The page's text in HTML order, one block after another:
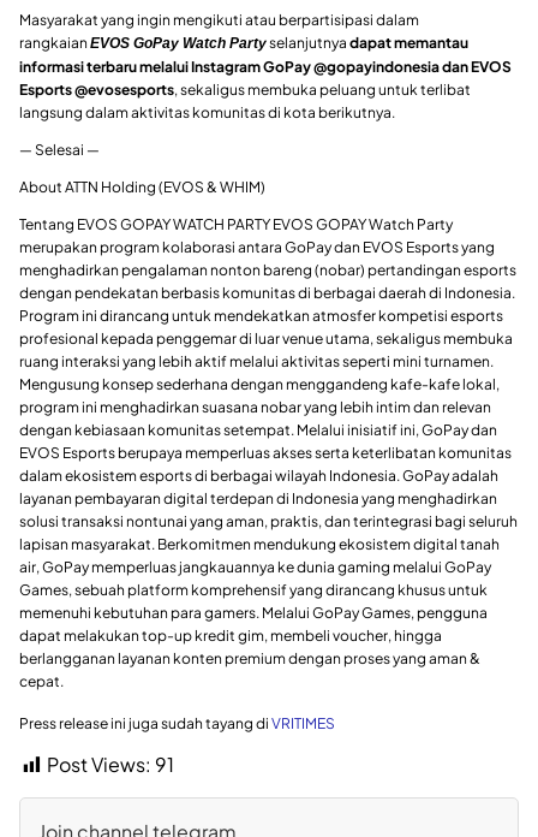
Masyarakat yang ingin mengikuti atau berpartisipasi dalam
rangkaian EVOS GoPay Watch Partyselanjutnya dapat memantau
informasi terbaru melalui Instagram GoPay @gopayindonesia dan EVOS
Esports @evosesports, sekaligus membuka peluang untuk terlibat
langsung dalam aktivitas komunitas di kota berikutnya.
— Selesai —
About ATTN Holding (EVOS & WHIM)
Tentang EVOS GOPAY WATCH PARTY EVOS GOPAY Watch Party
merupakan program kolaborasi antara GoPay dan EVOS Esports yang
menghadirkan pengalaman nonton bareng (nobar) pertandingan esports
dengan pendekatan berbasis komunitas di berbagai daerah di Indonesia.
Program ini dirancang untuk mendekatkan atmosfer kompetisi esports
profesional kepada penggemar di luar venue utama, sekaligus membuka
ruang interaksi yang lebih aktif melalui aktivitas seperti mini turnamen.
Mengusung konsep sederhana dengan menggandeng kafe-kafe lokal,
program ini menghadirkan suasana nobar yang lebih intim dan relevan
dengan kebiasaan komunitas setempat. Melalui inisiatif ini, GoPay dan
EVOS Esports berupaya memperluas akses serta keterlibatan komunitas
dalam ekosistem esports di berbagai wilayah Indonesia. GoPay adalah
layanan pembayaran digital terdepan di Indonesia yang menghadirkan
solusi transaksi nontunai yang aman, praktis, dan terintegrasi bagi seluruh
lapisan masyarakat. Berkomitmen mendukung ekosistem digital tanah
air, GoPay memperluas jangkauannya ke dunia gaming melalui GoPay
Games, sebuah platform komprehensif yang dirancang khusus untuk
memenuhi kebutuhan para gamers. Melalui GoPay Games, pengguna
dapat melakukan top-up kredit gim, membeli voucher, hingga
berlangganan layanan konten premium dengan proses yang aman &
cepat.
Press release ini juga sudah tayang di VRITIMES
Post Views: 91
Join channel telegram